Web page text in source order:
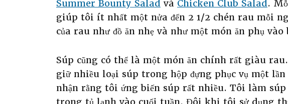
Summer Bounty Salad và Chicken Club Salad.
giúp tôi ít nhất một nửa đến 2 1/2 chén rau mỗi
của rau như đồ ăn nhẹ và như một món ăn phụ vào
Súp cũng có thể là một món ăn chính rất giàu
giữ nhiều loại súp trong hộp đựng phục vụ một
nhận rằng tôi ứng biến súp rất nhiều. Tôi làm
trong tủ lạnh vào cuối tuần. Đôi khi tôi sử dụng